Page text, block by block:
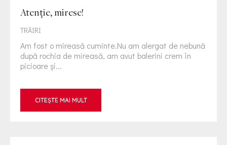
Atenţie, mirese!
TRĂIRI
Am fost o mireasă cuminte.Nu am alergat de nebună
după rochia de mireasă, am avut balerini crem în
picioare şi...
CITEȘTE MAI MULT